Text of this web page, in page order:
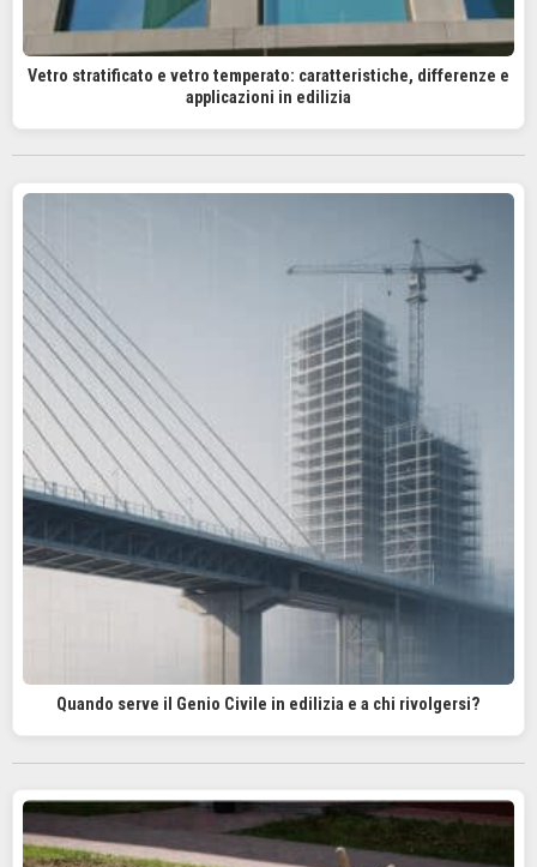
Vetro stratificato e vetro temperato: caratteristiche, differenze e
applicazioni in edilizia
Quando serve il Genio Civile in edilizia e a chi rivolgersi?